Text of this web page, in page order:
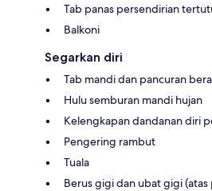
Tab panas persendirian
Balkoni
Segarkan diri
Tab mandi dan pancuran
Hulu semburan mandi hujan
Kelengkapan dandanan diri
Pengering rambut
Tuala
Berus gigi dan ubat gigi